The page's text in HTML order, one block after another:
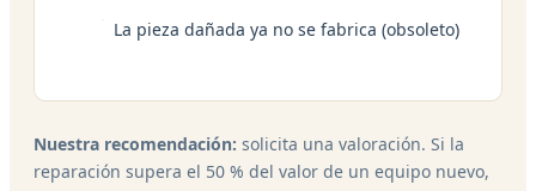
La pieza dañada ya no se fabrica (obsoleto)
Nuestra recomendación: solicita una valoración. Si la
reparación supera el 50 % del valor de un equipo nuevo,